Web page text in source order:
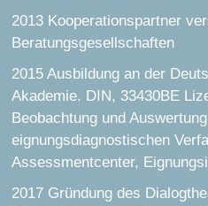
2013 Kooperationspartner
Beratungsgesellschaften
2015 Ausbildung an der
Akademie. DIN, 33430BE
Beobachtung und
eignungsdiagnostischen
Assessmentcenter,
2017 Gründung des